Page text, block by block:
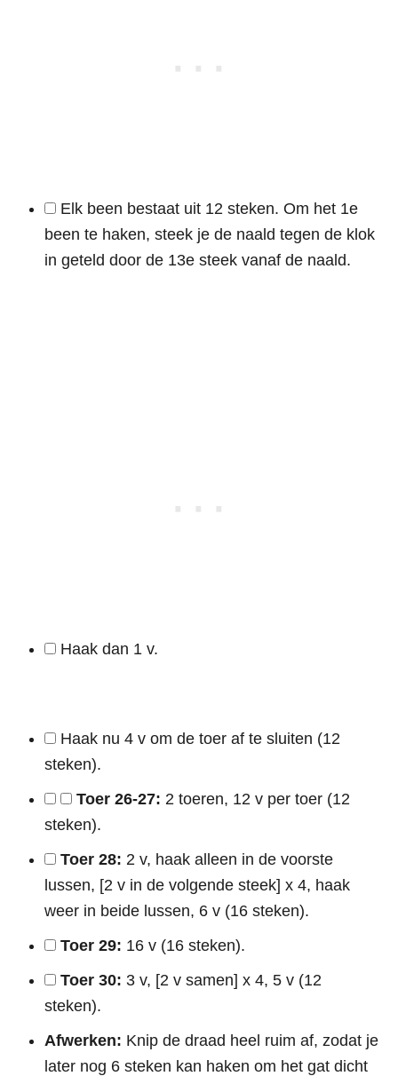
Elk been bestaat uit 12 steken. Om het 1e
been te haken, steek je de naald tegen de klok
in geteld door de 13e steek vanaf de naald.
Haak dan 1 v.
Haak nu 4 v om de toer af te sluiten (12
steken).
Toer 26-27: 2 toeren, 12 v per toer (12
steken).
Toer 28: 2 v, haak alleen in de voorste
lussen, [2 v in de volgende steek] x 4, haak
weer in beide lussen, 6 v (16 steken).
Toer 29: 16 v (16 steken).
Toer 30: 3 v, [2 v samen] x 4, 5 v (12
steken).
Afwerken: Knip de draad heel ruim af, zodat je
later nog 6 steken kan haken om het gat dicht